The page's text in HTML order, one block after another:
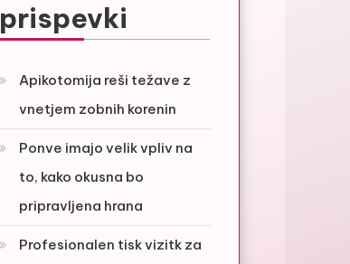
prispevki
Apikotomija reši težave z
vnetjem zobnih korenin
Ponve imajo velik vpliv na
to, kako okusna bo
pripravljena hrana
Profesionalen tisk vizitk za